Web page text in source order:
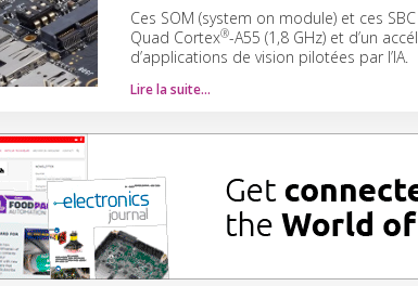
Ces SOM (system on module) et ces
Quad Cortex®-A55 (1,8 GHz) et d’un
d’applications de vision pilotées par l’IA.
Lire la suite…